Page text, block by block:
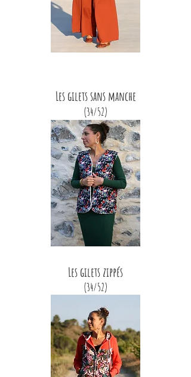
Les gilets sans manche
(34/52)
Les gilets zippés
(34/52)